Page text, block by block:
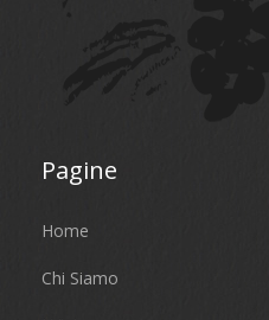
Pagine
Home
Chi Siamo